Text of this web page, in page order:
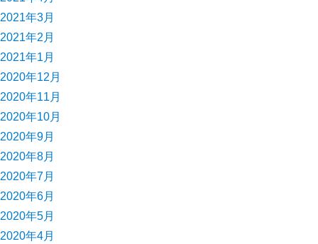
2021年3月
2021年2月
2021年1月
2020年12月
2020年11月
2020年10月
2020年9月
2020年8月
2020年7月
2020年6月
2020年5月
2020年4月